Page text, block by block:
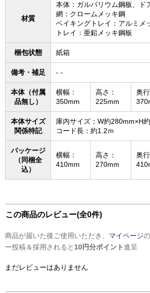
材質
本体：ガルバリウム鋼板、ド
網：クロームメッキ鋼
ベイキングトレイ：アルミメ
トレイ：亜鉛メッキ鋼板
梱包状態 紙箱
備考・補足 - -
本体（付属
品無し）
横幅：
350mm
高さ：
225mm
奥行
本体サイズ
関係特記
庫内サイズ：W約280mm×H
コード長：約1.2ｍ
パッケージ
（同梱全
込）
横幅：
410mm
高さ：
270mm
奥行
この商品のレビュー(全0件)
商品が届いた後ご使用いただき、 マイページ
ー投稿＆採用されると 10円分ポイント進呈
まだレビューはありません